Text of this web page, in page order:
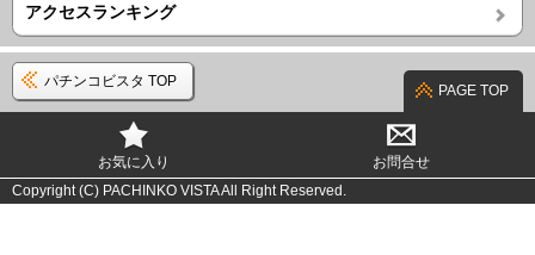
アクセスランキング
パチンコビスタ TOP
PAGE TOP
お気に入り
お問合せ
Copyright (C) PACHINKO VISTA All Right Reserved.